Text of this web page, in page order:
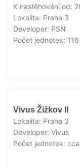
K nastěhování od:
Lokalita: Praha 3
Developer: PSN
Počet jednotek: 116
Vivus Žižkov II
Lokalita: Praha 3
Developer: Vivus
Počet jednotek: